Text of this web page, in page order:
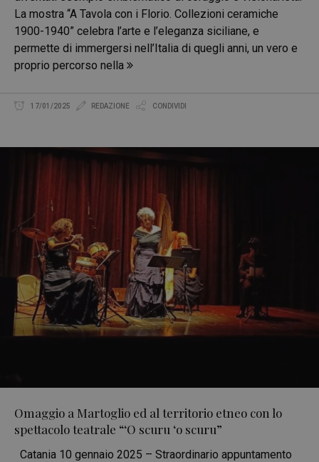
La mostra “A Tavola con i Florio. Collezioni ceramiche
1900-1940” celebra l’arte e l’eleganza siciliane, e
permette di immergersi nell’Italia di quegli anni, un vero e
proprio percorso nella
17/01/2025 REDAZIONE CONDIVIDI
Omaggio a Martoglio ed al territorio etneo con lo
spettacolo teatrale “‘O scuru ‘o scuru”
Catania 10 gennaio 2025 – Straordinario appuntamento